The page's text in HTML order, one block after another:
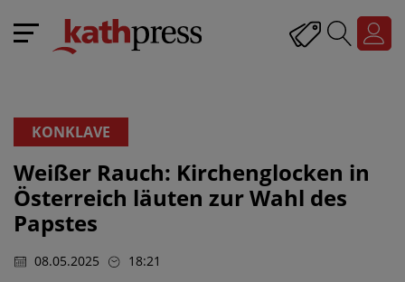
KONKLAVE
Weißer Rauch: Kirchenglocken in
Österreich läuten zur Wahl des
Papstes
08.05.2025 18:21